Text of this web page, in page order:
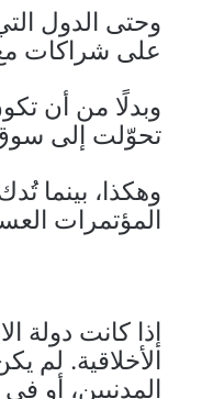
وحتى الدول
على شراكات مع
وبدلًا من أن
تحوّلت إلى
وهكذا، بينما
المؤتمرات
إذا كانت دولة
الأخلاقية. لم
المدنيين، أو